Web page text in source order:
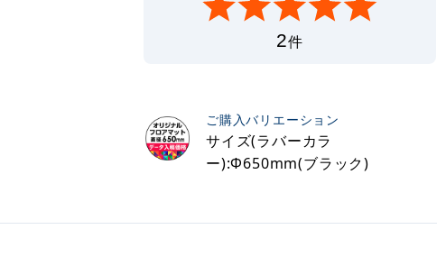
2件
ご購入バリエーション
サイズ(ラバーカラ
ー):Φ650mm(ブラック)